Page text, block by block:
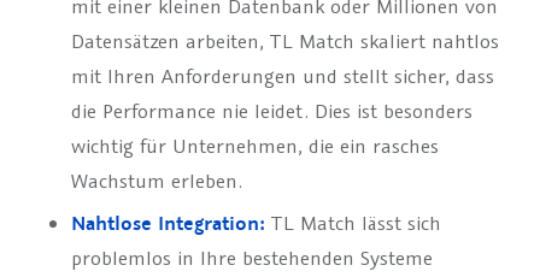
mit einer kleinen Datenbank oder Millionen von
Datensätzen arbeiten, TL Match skaliert nahtlos
mit Ihren Anforderungen und stellt sicher, dass
die Performance nie leidet. Dies ist besonders
wichtig für Unternehmen, die ein rasches
Wachstum erleben.
Nahtlose Integration: TL Match lässt sich
problemlos in Ihre bestehenden Systeme